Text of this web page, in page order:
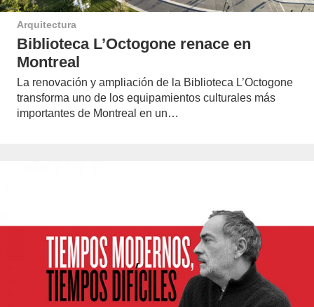
Arquitectura
Biblioteca L’Octogone renace en
Montreal
La renovación y ampliación de la Biblioteca L’Octogone
transforma uno de los equipamientos culturales más
importantes de Montreal en un…